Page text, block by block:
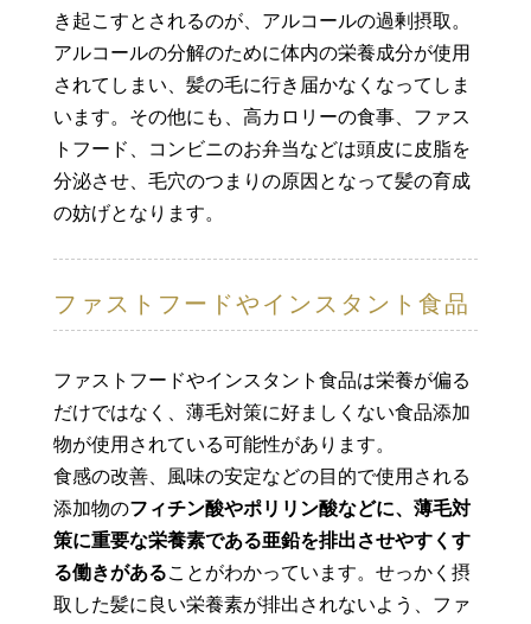
き起こすとされるのが、アルコールの過剰摂取。
アルコールの分解のために体内の栄養成分が使用
されてしまい、髪の毛に行き届かなくなってしま
います。その他にも、高カロリーの食事、ファス
トフード、コンビニのお弁当などは頭皮に皮脂を
分泌させ、毛穴のつまりの原因となって髪の育成
の妨げとなります。
ファストフードやインスタント食品
ファストフードやインスタント食品は栄養が偏る
だけではなく、薄毛対策に好ましくない食品添加
物が使用されている可能性があります。
食感の改善、風味の安定などの目的で使用される
添加物のフィチン酸やポリリン酸などに、薄毛対
策に重要な栄養素である亜鉛を排出させやすくす
る働きがあることがわかっています。せっかく摂
取した髪に良い栄養素が排出されないよう、ファ